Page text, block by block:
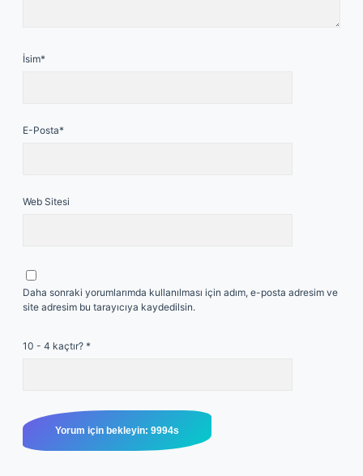
İsim*
E-Posta*
Web Sitesi
Daha sonraki yorumlarımda kullanılması için adım, e-posta adresim ve
site adresim bu tarayıcıya kaydedilsin.
10 - 4 kaçtır? *